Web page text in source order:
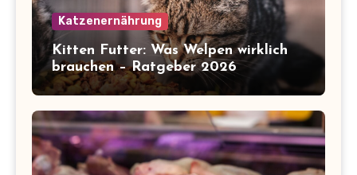
Katzenernährung
Kitten Futter: Was Welpen wirklich
brauchen – Ratgeber 2026